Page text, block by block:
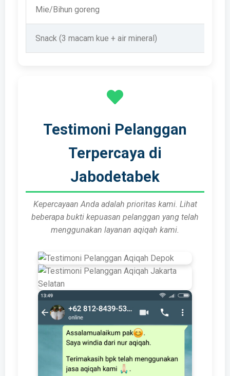
Mie/Bihun goreng
Snack (3 macam kue + air mineral)
Testimoni Pelanggan
Terpercaya di
Jabodetabek
Kepercayaan Anda adalah prioritas kami. Lihat
beberapa bukti kepuasan pelanggan yang telah
menggunakan layanan aqiqah kami.